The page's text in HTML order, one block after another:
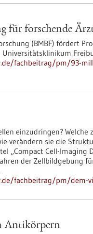
für forschende
(BMBF) fördert
fachbeitrag/pm/93-
einzudringen? Welche
verändern sie die
„Compact Cell-Imaging
der Zellbildgebung
fachbeitrag/pm/dem-
Antikörpern